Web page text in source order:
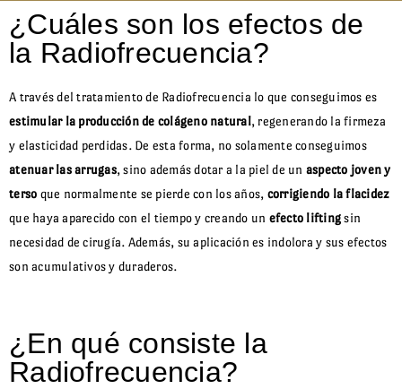
¿Cuáles son los efectos de
la Radiofrecuencia?
A través del tratamiento de Radiofrecuencia lo que conseguimos es
estimular la producción de colágeno natural, regenerando la firmeza
y elasticidad perdidas. De esta forma, no solamente conseguimos
atenuar las arrugas, sino además dotar a la piel de un aspecto joven y
terso que normalmente se pierde con los años, corrigiendo la flacidez
que haya aparecido con el tiempo y creando un efecto liftingsin
necesidad de cirugía. Además, su aplicación es indolora y sus efectos
son acumulativos y duraderos.
¿En qué consiste la
Radiofrecuencia?